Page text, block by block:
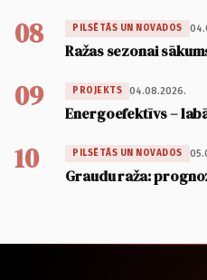
08 PILSĒTĀS UN NOVADOS
Ražas sezonai
09 PROJEKTS 04.08.2026.
Energoefektīvs –
10 PILSĒTĀS UN NOVADOS
Graudu raža: